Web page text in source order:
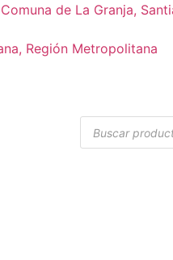
de La Granja,
Región Metropolitana
Búsqueda
de
productos